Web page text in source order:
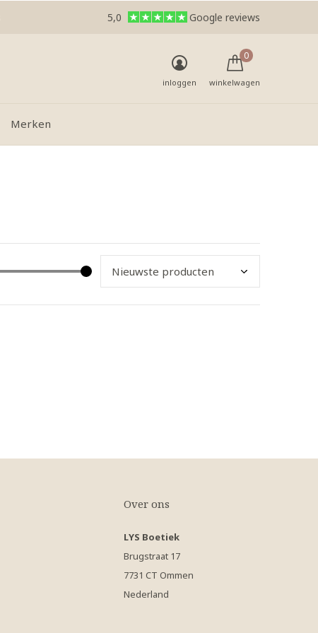
Merken
inloggen winkelwagen
0
5,0 Google reviews
Over ons
LYS Boetiek
Brugstraat 17
7731 CT Ommen
Nederland